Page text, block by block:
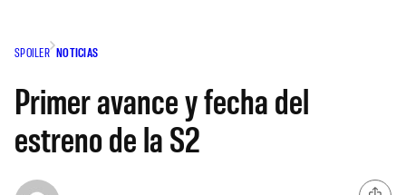
SPOILER NOTICIAS
Primer avance y fecha del
estreno de la S2